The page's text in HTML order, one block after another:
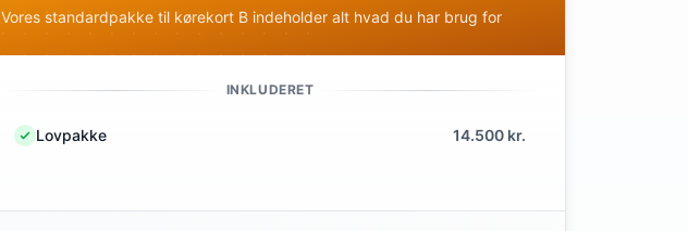
Vores standardpakke til kørekort B indeholder alt hvad du har brug for
INKLUDERET
Lovpakke 14.500 kr.